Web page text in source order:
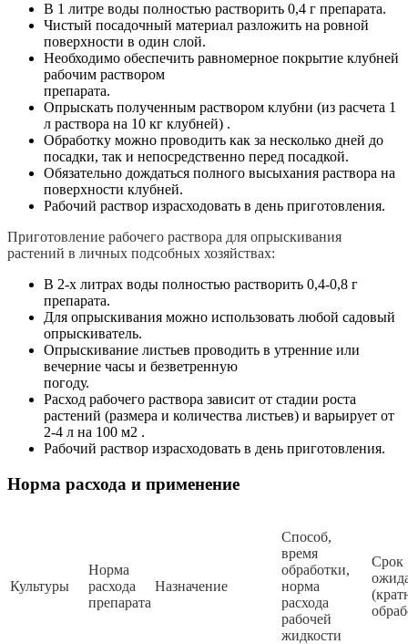
В 1 литре воды полностью растворить 0,4 г препарата.
Чистый посадочный материал разложить на ровной
поверхности в один слой.
Необходимо обеспечить равномерное покрытие клубней
рабочим раствором
препарата.
Опрыскать полученным раствором клубни (из расчета 1
л раствора на 10 кг клубней) .
Обработку можно проводить как за несколько дней до
посадки, так и непосредственно перед посадкой.
Обязательно дождаться полного высыхания раствора на
поверхности клубней.
Рабочий раствор израсходовать в день приготовления.
Приготовление рабочего раствора для опрыскивания
растений в личных подсобных хозяйствах:
В 2-х литрах воды полностью растворить 0,4-0,8 г
препарата.
Для опрыскивания можно использовать любой садовый
опрыскиватель.
Опрыскивание листьев проводить в утренние или
вечерние часы и безветренную
погоду.
Расход рабочего раствора зависит от стадии роста
растений (размера и количества листьев) и варьирует от
2-4 л на 100 м2 .
Рабочий раствор израсходовать в день приготовления.
Норма расхода и применение
Культуры
Норма
расхода
препарата
Назначение
Способ,
время
обработки,
норма
расхода
рабочей
жидкости
Срок